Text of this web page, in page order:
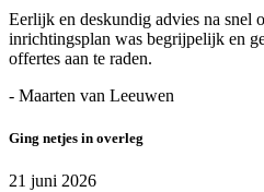
Eerlijk en deskundig advies na snel
inrichtingsplan was begrijpelijk en
offertes aan te raden.
- Maarten van Leeuwen
Ging netjes in overleg
21 juni 2026